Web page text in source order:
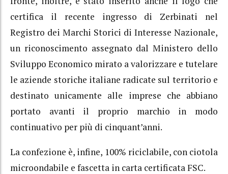
certifica il recente ingresso di Zerbinati nel
Registro dei Marchi Storici di Interesse Nazionale,
un riconoscimento assegnato dal Ministero dello
Sviluppo Economico mirato a valorizzare e tutelare
le aziende storiche italiane radicate sul territorio e
destinato unicamente alle imprese che abbiano
portato avanti il proprio marchio in modo
continuativo per più di cinquant’anni.
La confezione è, infine, 100% riciclabile, con ciotola
microondabile e fascetta in carta certificata FSC.